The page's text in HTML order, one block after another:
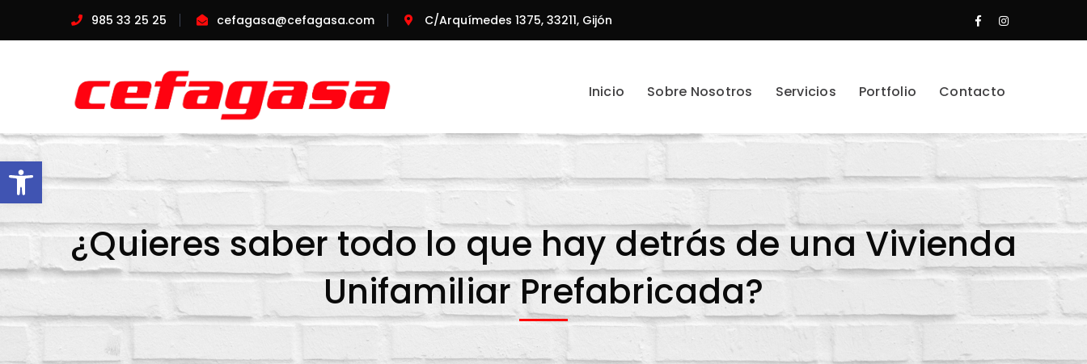
Abrir barra de herramientas
985 33 25 25 cefagasa@cefagasa.com C/Arquímedes 1375, 33211, Gijón
Facebook
Profile
Instagram
Profile
Inicio Sobre Nosotros Servicios Portfolio Contacto
¿Quieres saber todo lo que hay detrás de una Vivienda
Unifamiliar Prefabricada?